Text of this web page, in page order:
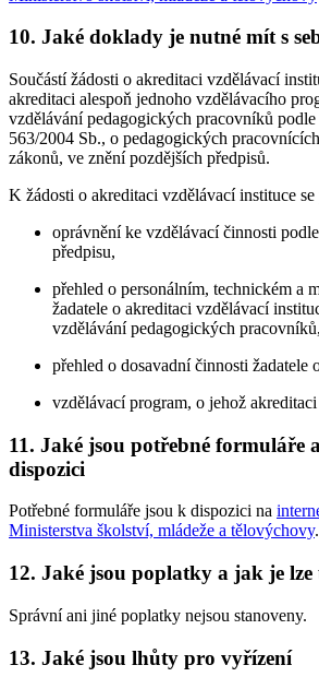
10. Jaké doklady je nutné mít s
Součástí žádosti o akreditaci vzdělávací
akreditaci alespoň jednoho vzdělávacího
vzdělávání pedagogických pracovníků podle
563/2004 Sb., o pedagogických
zákonů, ve znění pozdějších předpisů.
K žádosti o akreditaci vzdělávací instituce
oprávnění ke vzdělávací činnosti
předpisu,
přehled o personálním, technickém a
žadatele o akreditaci vzdělávací
vzdělávání pedagogických pracovníků,
přehled o dosavadní činnosti žadatele
vzdělávací program, o jehož akreditaci
11. Jaké jsou potřebné formuláře
dispozici
Potřebné formuláře jsou k dispozici na
Ministerstva školství, mládeže a tělovýchovy.
12. Jaké jsou poplatky a jak je
Správní ani jiné poplatky nejsou stanoveny.
13. Jaké jsou lhůty pro vyřízení